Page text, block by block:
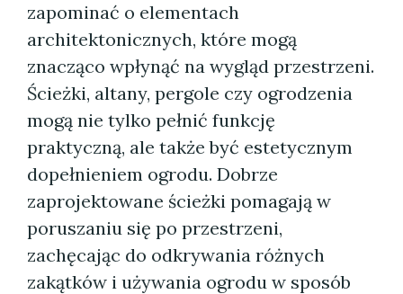
zapominać o elementach
architektonicznych, które mogą
znacząco wpłynąć na wygląd przestrzeni.
Ścieżki, altany, pergole czy ogrodzenia
mogą nie tylko pełnić funkcję
praktyczną, ale także być estetycznym
dopełnieniem ogrodu. Dobrze
zaprojektowane ścieżki pomagają w
poruszaniu się po przestrzeni,
zachęcając do odkrywania różnych
zakątków i używania ogrodu w sposób